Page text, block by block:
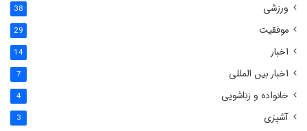
ورزشی 38
موفقیت 29
اخبار 14
اخبار بین المللی 7
خانواده و زناشویی 4
آشپزی 3